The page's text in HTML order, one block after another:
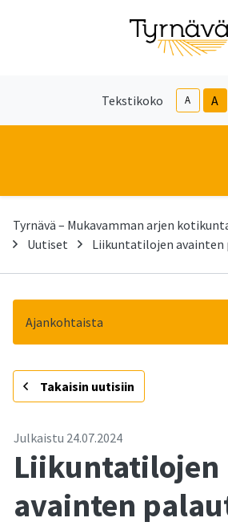
Tekstikoko A A
Tyrnävä – Mukavamman arjen
Uutiset
Liikuntatilojen avainten
Ajankohtaista
- Takaisin uutisiin
Julkaistu 24.07.2024
Liikuntatilojen
avainten